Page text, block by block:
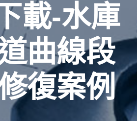
載-水庫
曲線段
復案例